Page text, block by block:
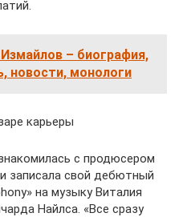
– биография,
новости, монологи
карьеры
с продюсером
записала свой дебютный
на музыку Виталия
Найлса. «Все сразу